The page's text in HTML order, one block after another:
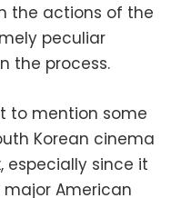
the actions of the
peculiar
the process.
to mention some
Korean cinema
especially since it
American